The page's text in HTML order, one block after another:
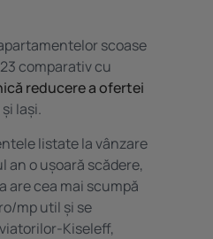
scoase
comparativ cu
reducere a ofertei
Iași.
listate la vânzare
an o ușoară scădere,
are cea mai scumpă
mp util și se
Kiseleff,